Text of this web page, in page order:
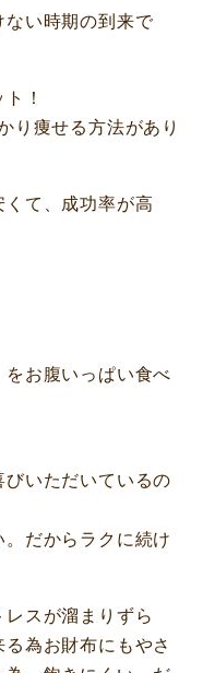
い時期の到来で
！
り痩せる方法があり
て、成功率が高
お腹いっぱい食べ
いただいているの
だからラクに続け
スが溜まりずら
為お財布にもやさ